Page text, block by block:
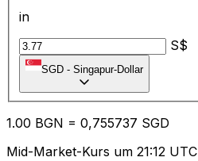
in
S$
SGD - Singapur-Dollar
1.00 BGN = 0,755737 SGD
Mid-Market-Kurs um 21:12 UTC